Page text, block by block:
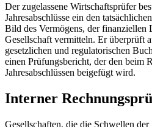
Der zugelassene Wirtschaftsprüfer
Jahresabschlüsse ein den
Bild des Vermögens, der finanziellen
Gesellschaft vermitteln. Er überprüft
gesetzlichen und regulatorischen
einen Prüfungsbericht, der den beim
Jahresabschlüssen beigefügt wird.
Interner
Gesellschaften, die die Schwellen